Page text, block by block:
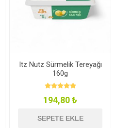
Itz Nutz Sürmelik Tereyağı
160g
194,80 ₺
SEPETE EKLE